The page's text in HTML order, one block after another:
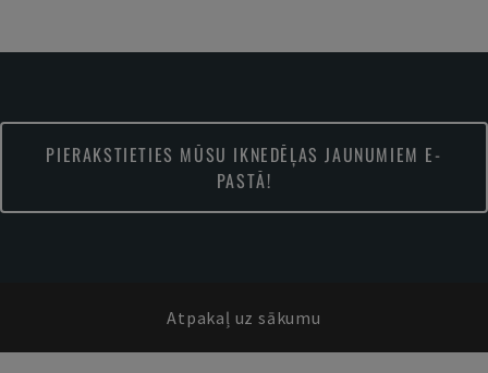
PIERAKSTIETIES MŪSU IKNEDĒĻAS JAUNUMIEM E-
PASTĀ!
Atpakaļ uz sākumu